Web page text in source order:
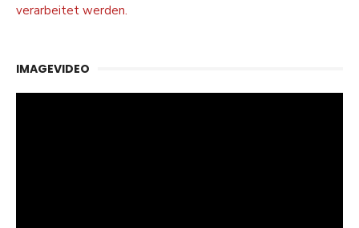
verarbeitet werden.
IMAGEVIDEO